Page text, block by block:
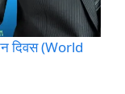
दिवस (World